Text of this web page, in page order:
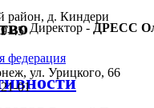
район, д. Киндери
45
федерация
ул. Урицкого, 66
01
Директор - ДРЕСС